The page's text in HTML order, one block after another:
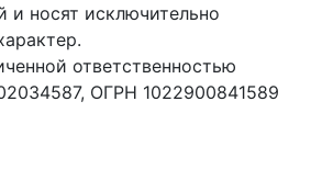
и носят исключительно
ответственностью
ОГРН 1022900841589